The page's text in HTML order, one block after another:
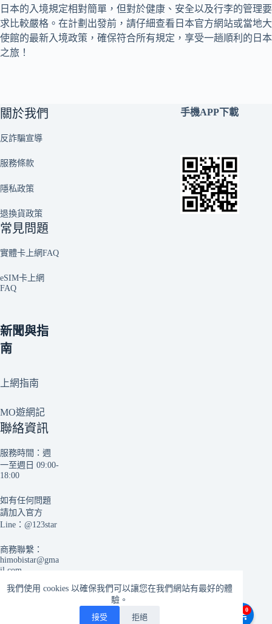
我們使用 cookies 以確保我們可以讓您在我們網站有最好的體
驗。
接受 拒絕
日本的入境規定相對簡單，但對於健康、安全以及行李的管理要
求比較嚴格。在計劃出發前，請仔細查看日本官方網站或當地大
使館的最新入境政策，確保符合所有規定，享受一趟順利的日本
之旅！
關於我們
反詐騙宣導
服務條款
隱私政策
退換貨政策
常見問題
實體卡上網FAQ
eSIM卡上網
FAQ
新聞與指
南
上網指南
MO遊網記
聯絡資訊
服務時間：週
一至週日 09:00-
18:00
如有任何問題
請加入官方
Line： @123star
商務聯繫：
himobistar@gma
il.com
手機APP下載
0